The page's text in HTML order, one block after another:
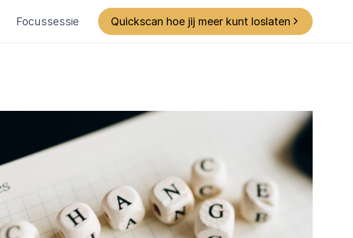
Focussessie Quickscan hoe jij meer kunt loslaten